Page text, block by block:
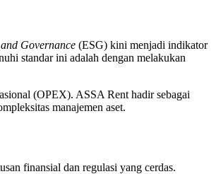
Governance (ESG) kini menjadi indikator
standar ini adalah dengan melakukan
(OPEX). ASSA Rent hadir sebagai
manajemen aset.
finansial dan regulasi yang cerdas.